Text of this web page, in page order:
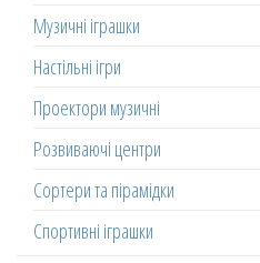
Музичні іграшки
Настільні ігри
Проектори музичні
Розвиваючі центри
Сортери та пірамідки
Спортивні іграшки